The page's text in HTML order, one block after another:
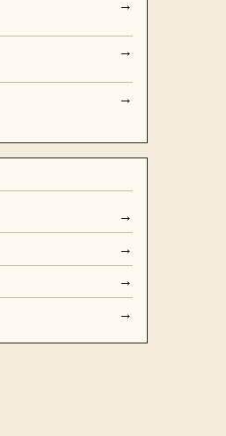
→
→
→
→
→
→
→